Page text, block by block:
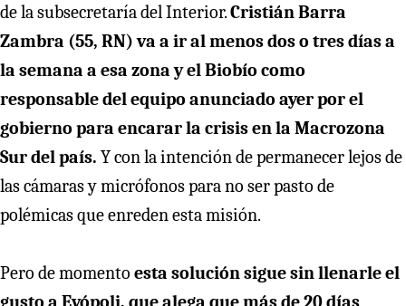
de la subsecretaría del Interior.Cristián Barra
Zambra (55, RN) va a ir al menos dos o tres días a
la semana a esa zona y el Biobío como
responsable del equipo anunciado ayer por el
gobierno para encarar la crisis en la Macrozona
Sur del país. Y con la intención de permanecer lejos de
las cámaras y micrófonos para no ser pasto de
polémicas que enreden esta misión.
Pero de momento esta solución sigue sin llenarle el
gusto a Evópoli, que alega que más de 20 días